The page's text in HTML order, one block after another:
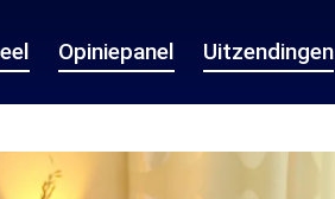
Opiniepanel Uitzendingen